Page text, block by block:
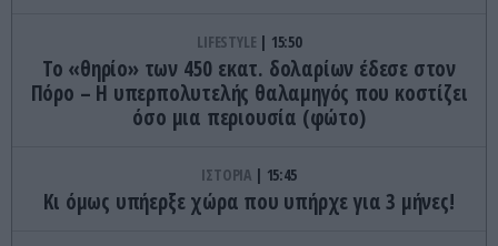
LIFESTYLE 15:50
Το «θηρίο» των 450 εκατ. δολαρίων έδεσε στον
Πόρο – Η υπερπολυτελής θαλαμηγός που κοστίζει
όσο μια περιουσία (φώτο)
ΙΣΤΟΡΙΑ 15:45
Κι όμως υπήερξε χώρα που υπήρχε για 3 μήνες!